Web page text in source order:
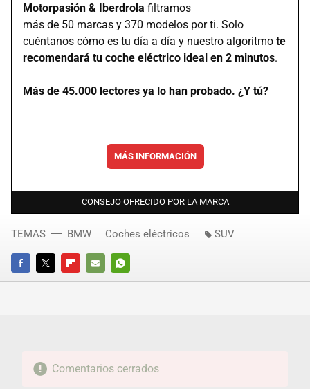
Motorpasión & Iberdrola filtramos
más de 50 marcas y 370 modelos por ti. Solo
cuéntanos cómo es tu día a día y nuestro algoritmo te
recomendará tu coche eléctrico ideal en 2 minutos.
Más de 45.000 lectores ya lo han probado. ¿Y tú?
MÁS INFORMACIÓN
CONSEJO OFRECIDO POR LA MARCA
FACEBOOKTWITTERFLIPBOARD
E-
WHATSAPP
TEMAS BMW Coches eléctricos SUV
Comentarios cerrados